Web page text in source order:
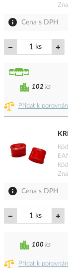
Cena s DPH
ks
Přidat k
102 ks
Cena s DPH
ks
Přidat k
100 ks